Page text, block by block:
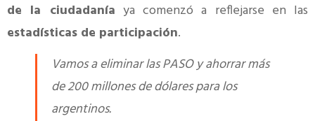
de la ciudadanía ya comenzó a reflejarse en las
estadísticas de participación.
Vamos a eliminar las PASO y ahorrar más
de 200 millones de dólares para los
argentinos.